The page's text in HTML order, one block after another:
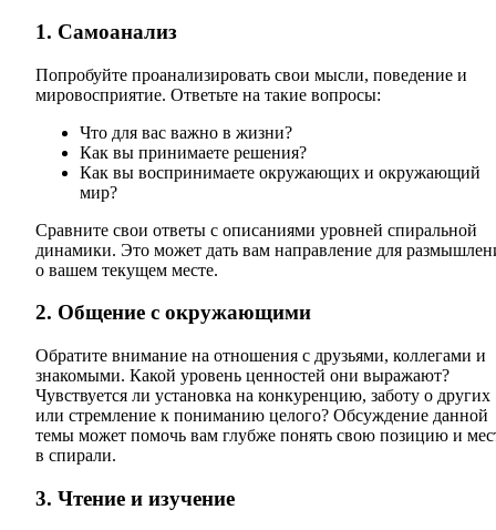
1. Самоанализ
Попробуйте проанализировать свои мысли, поведение и
мировосприятие. Ответьте на такие вопросы:
Что для вас важно в жизни?
Как вы принимаете решения?
Как вы воспринимаете окружающих и окружающий
мир?
Сравните свои ответы с описаниями уровней спиральной
динамики. Это может дать вам направление для
о вашем текущем месте.
2. Общение с окружающими
Обратите внимание на отношения с друзьями, коллегами и
знакомыми. Какой уровень ценностей они выражают?
Чувствуется ли установка на конкуренцию, заботу о других
или стремление к пониманию целого? Обсуждение данной
темы может помочь вам глубже понять свою позицию и
в спирали.
3. Чтение и изучение